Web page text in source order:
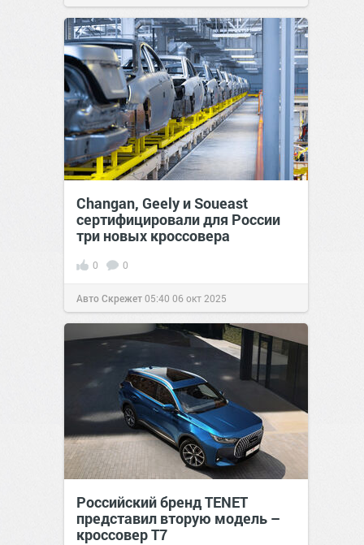
Changan, Geely и Soueast
сертифицировали для России
три новых кроссовера
0 0
Авто Скрежет05:40 06 окт 2025
Российский бренд TENET
представил вторую модель –
кроссовер T7